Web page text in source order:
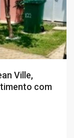
Ville,
com